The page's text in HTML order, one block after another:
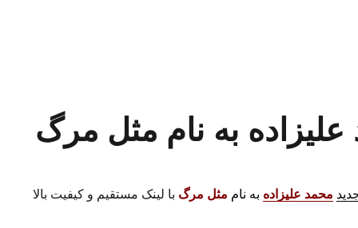
به نام مثل مرگ
محمد علیزاده به نام مثل مرگ با لینک مستقیم و کیفیت بالا